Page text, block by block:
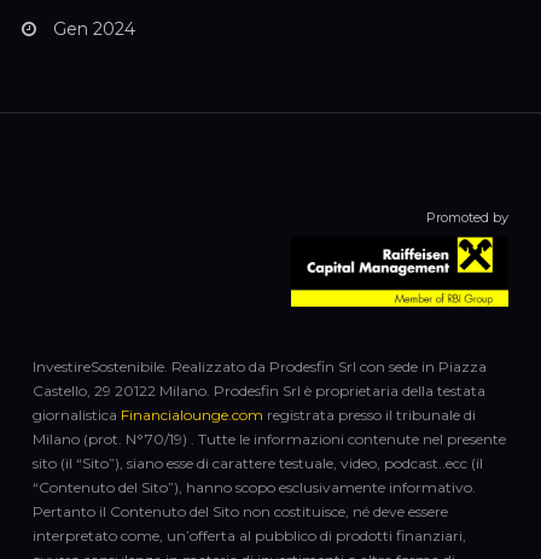
Gen 2024
Promoted by
InvestireSostenibile. Realizzato da Prodesfin Srl con sede in Piazza
Castello, 29 20122 Milano. Prodesfin Srl è proprietaria della testata
giornalistica Financialounge.com registrata presso il tribunale di
Milano (prot. N°70/19) . Tutte le informazioni contenute nel presente
sito (il “Sito”), siano esse di carattere testuale, video, podcast..ecc (il
“Contenuto del Sito”), hanno scopo esclusivamente informativo.
Pertanto il Contenuto del Sito non costituisce, né deve essere
interpretato come, un’offerta al pubblico di prodotti finanziari,